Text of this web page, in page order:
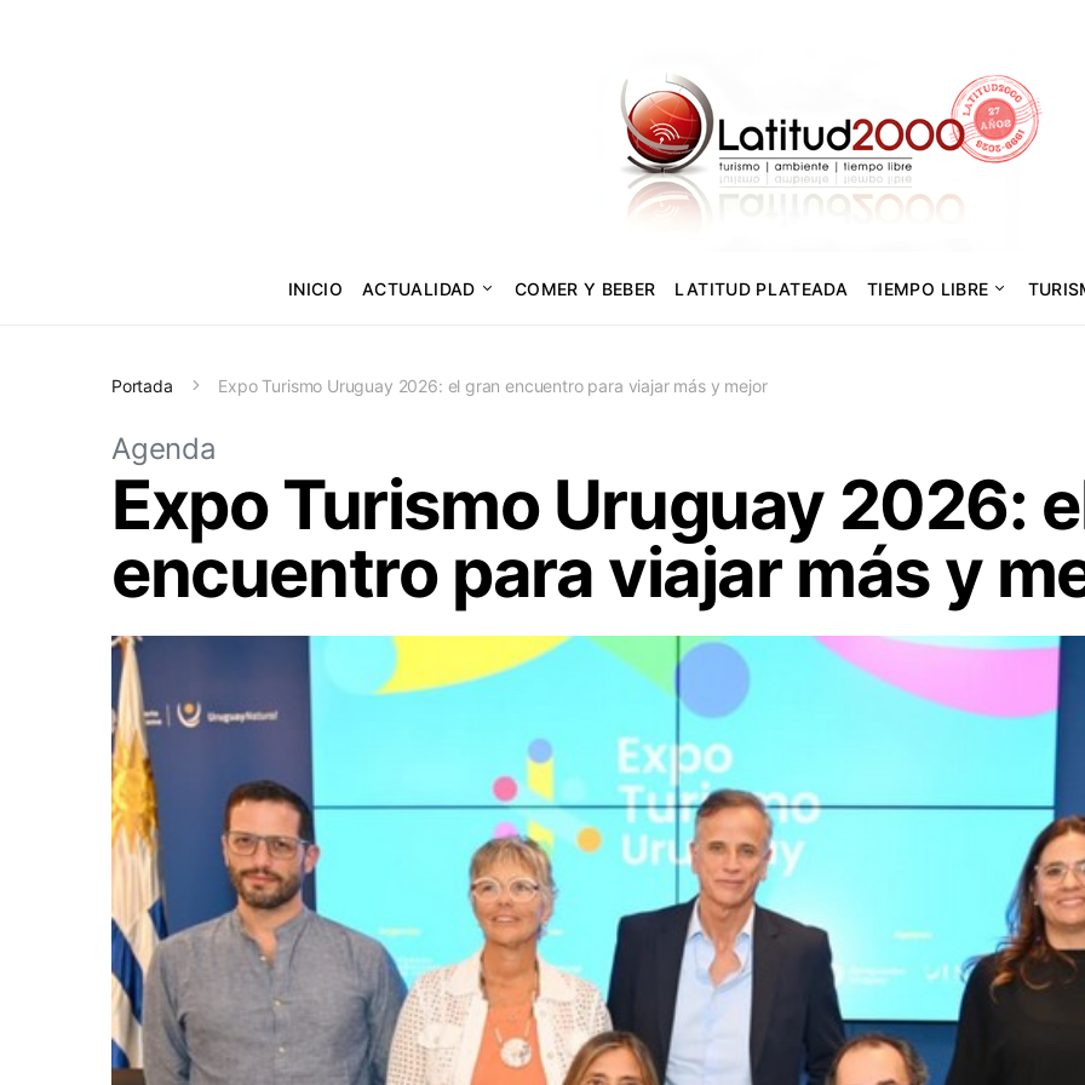
INICIO ACTUALIDAD COMER Y BEBER LATITUD PLATEADA TIEMPO LIBRE
Portada Expo Turismo Uruguay 2026: el gran encuentro para viajar más y mejor
Agenda
Expo Turismo Uruguay 2026:
encuentro para viajar más y